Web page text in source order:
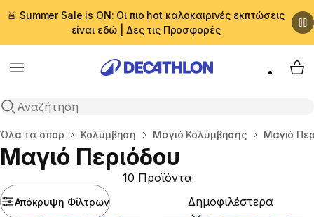
🚨 Summer Sale is ON: Οι πιο hot καλοκαιρινές εκπτώσεις
είναι εδώ | Δες τις Προσφορές
Menu
Αναζήτηση
My
Αρχική σελίδα
Όλα τα σπορ Κολύμβηση Μαγιό Κολύμβησης Μαγιό
Μαγιό Περιόδου
Απόκρυψη Φίλτρων
10 Προϊόντα
Ταξινόμηση κατά: